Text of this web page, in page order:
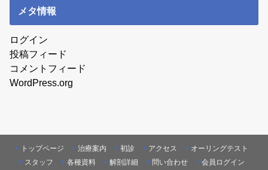
メタ情報
ログイン
投稿フィード
コメントフィード
WordPress.org
トップページ 治療案内 初診 アクセス
オーリングテスト
スタッフ
各種資料 解剖詳細 問い合わせ 会員ログイン